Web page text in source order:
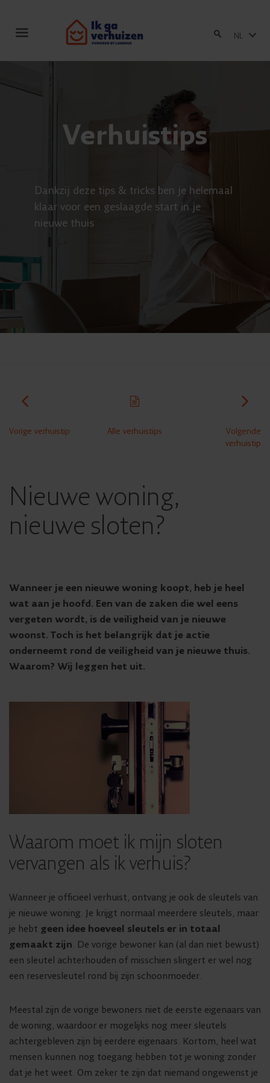
Toggle
NL
Verhuistips
Dankzij deze tips & tricks ben je helemaal
klaar voor een geslaagde start in je
nieuwe thuis
Vorige verhuistip Alle verhuistips
Volgende
verhuistip
Nieuwe woning,
nieuwe sloten?
Wanneer je een nieuwe woning koopt, heb je heel
wat aan je hoofd. Een van de zaken die wel eens
vergeten wordt, is de veiligheid van je nieuwe
woonst. Toch is het belangrijk dat je actie
onderneemt rond de veiligheid van je nieuwe thuis.
Waarom? Wij leggen het uit.
Waarom moet ik mijn sloten
vervangen als ik verhuis?
Wanneer je officieel verhuist, ontvang je ook de sleutels van
je nieuwe woning. Je krijgt normaal meerdere sleutels, maar
je hebt geen idee hoeveel sleutels er in totaal
gemaakt zijn. De vorige bewoner kan (al dan niet bewust)
een sleutel achterhouden of misschien slingert er wel nog
een reservesleutel rond bij zijn schoonmoeder.
Meestal zijn de vorige bewoners niet de eerste eigenaars van
de woning, waardoor er mogelijks nog meer sleutels
achtergebleven zijn bij eerdere eigenaars. Kortom, heel wat
mensen kunnen nog toegang hebben tot je woning zonder
dat je het weet. Om zeker te zijn dat niemand ongewenst je